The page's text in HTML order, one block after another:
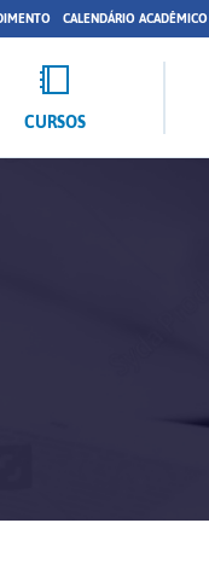
CALENDÁRIO ACADÊMICO
CURSOS